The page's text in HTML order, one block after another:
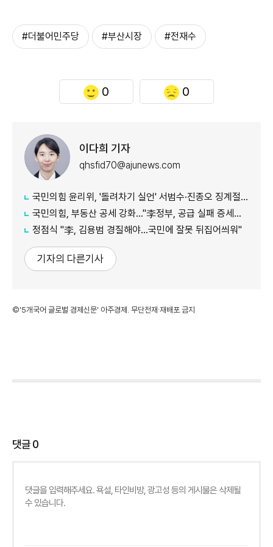
#더불어민주당 #부산시장 #전재수
0 0
이다희 기자
qhsfid70@ajunews.com
국민의힘 윤리위, '돌려차기 실언' 서범수·진종오 징계절차 개시
국민의힘, 부동산 공세 강화..."李정부, 공급 실패 증세로 덮으려 해"
정점식 "李, 김용범 경질해야...국민에 잘못 뒤집어씌워"
기자의 다른기사
©'5개국어 글로벌 경제신문' 아주경제. 무단전재·재배포 금지
댓글0